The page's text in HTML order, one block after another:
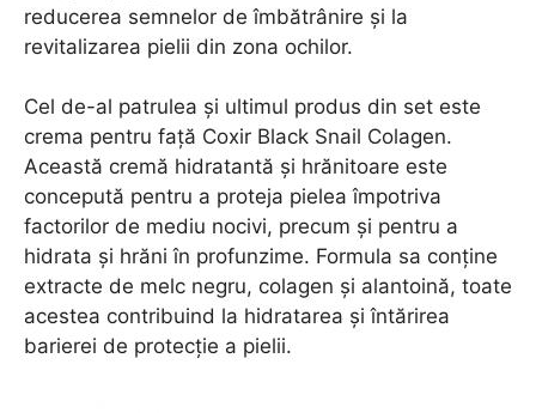
reducerea semnelor de îmbătrânire și la
revitalizarea pielii din zona ochilor.
Cel de-al patrulea și ultimul produs din set este
crema pentru față Coxir Black Snail Colagen.
Această cremă hidratantă și hrănitoare este
concepută pentru a proteja pielea împotriva
factorilor de mediu nocivi, precum și pentru a
hidrata și hrăni în profunzime. Formula sa conține
extracte de melc negru, colagen și alantoină, toate
acestea contribuind la hidratarea și întărirea
barierei de protecție a pielii.